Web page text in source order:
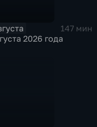
147 мин
2026 года